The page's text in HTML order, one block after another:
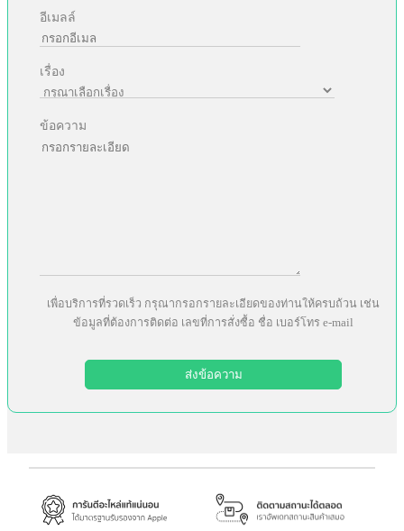
อีเมลล์
เรื่อง
ข้อความ
เพื่อบริการที่รวดเร็ว กรุณากรอกรายละเอียดของท่านให้ครบถ้วน เช่น
ข้อมูลที่ต้องการติดต่อ เลขที่การสั่งซื้อ ชื่อ เบอร์โทร e-mail